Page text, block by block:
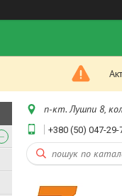
п-кт. Лушпи 8,
+380 (50) 047-29-